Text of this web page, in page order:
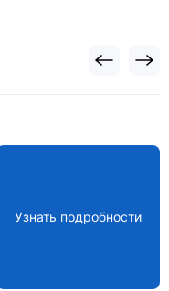
Узнать подробности